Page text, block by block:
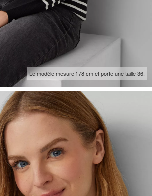
Le modèle mesure 178 cm et porte une taille 36.